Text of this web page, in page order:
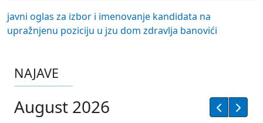
javni oglas za izbor i imenovanje kandidata na
upražnjenu poziciju u jzu dom zdravlja banovići
NAJAVE
August 2026